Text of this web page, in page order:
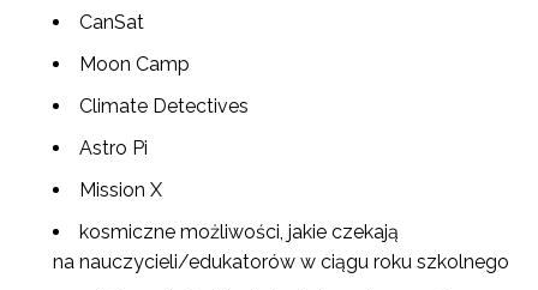
CanSat
Moon Camp
Climate Detectives
Astro Pi
Mission X
kosmiczne możliwości, jakie czekają
na nauczycieli/edukatorów w ciągu roku szkolnego